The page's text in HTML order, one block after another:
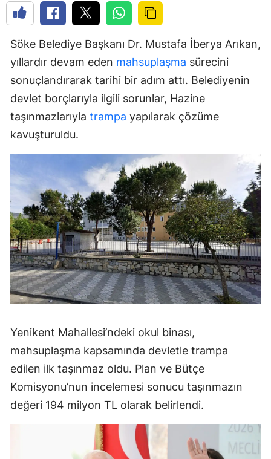
Söke Belediye Başkanı Dr. Mustafa İberya Arıkan,
yıllardır devam eden mahsuplaşma sürecini
sonuçlandırarak tarihi bir adım attı. Belediyenin
devlet borçlarıyla ilgili sorunlar, Hazine
taşınmazlarıyla trampa yapılarak çözüme
kavuşturuldu.
Yenikent Mahallesi’ndeki okul binası,
mahsuplaşma kapsamında devletle trampa
edilen ilk taşınmaz oldu. Plan ve Bütçe
Komisyonu’nun incelemesi sonucu taşınmazın
değeri 194 milyon TL olarak belirlendi.